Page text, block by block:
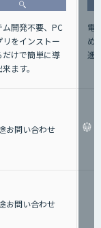
ム開発不要、PC
リをインストー
だけで簡単に導
ます。
電
め
進
お問い合わせ
お問い合わせ